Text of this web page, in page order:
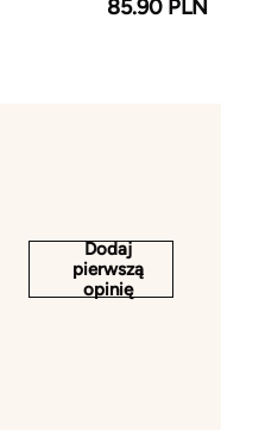
85.90 PLN
Dodaj
pierwszą
opinię